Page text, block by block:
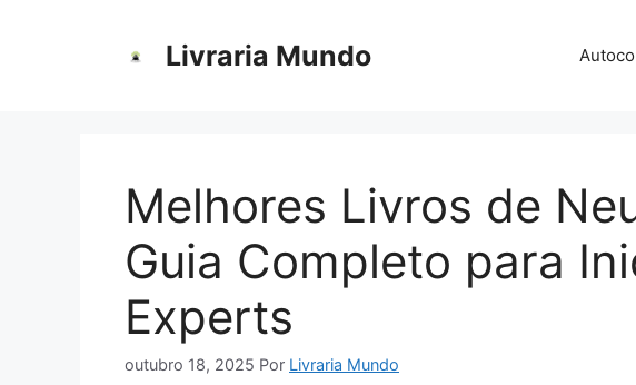
Livraria Mundo
Melhores Livros de
Guia Completo para
Experts
outubro 18, 2025 Por Livraria Mundo